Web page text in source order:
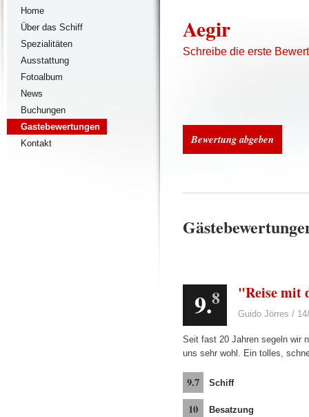
Home
Über das Schiff
Spezialitäten
Ausstattung
Fotoalbum
News
Buchungen
Gastebewertungen
Kontakt
Aegir
Schreibe die erste
Bewertung abgeben
9.8 "Reise mit
Guido Jörres /
Seit fast 20 Jahren segeln wir
uns sehr wohl. Ein tolles,
9.7 Schiff
10 Besatzung